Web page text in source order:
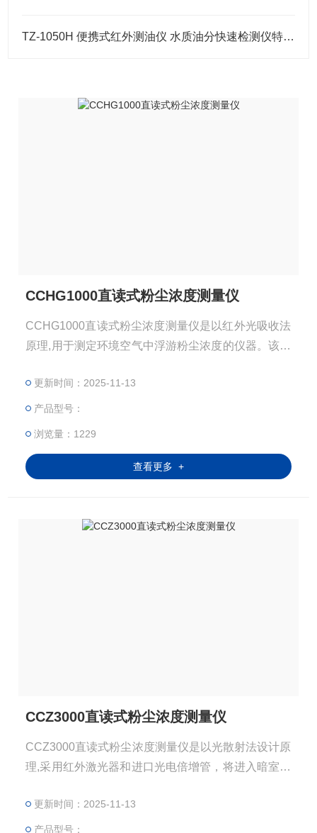
TZ-1050H 便携式红外测油仪 水质油分快速检测仪特点介绍
CCHG1000直读式粉尘浓度测量仪
CCHG1000直读式粉尘浓度测量仪是以红外光吸收法
原理,用于测定环境空气中浮游粉尘浓度的仪器。该仪
能准确及时地反映接尘人员吸入的呼吸性粉尘质量和
不同粉尘作业场所中粉尘的污染状况，为准确评价作
更新时间：2025-11-13
产品型号：
浏览量：1229
查看更多 +
CCZ3000直读式粉尘浓度测量仪
CCZ3000直读式粉尘浓度测量仪是以光散射法设计原
理,采用红外激光器和进口光电倍增管，将进入暗室里
件下粉尘的散射光强正比于粉尘质量浓度，将散射光
强度转换成电信号，通过预置K值可直接计算出粉尘
更新时间：2025-11-13
产品型号：